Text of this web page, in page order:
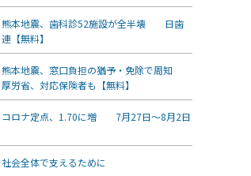
熊本地震、歯科診52施設が全半壊 日歯
連【無料】
熊本地震、窓口負担の猶予・免除で周知
厚労省、対応保険者も【無料】
コロナ定点、1.70に増 7月27日～8月2日
社会全体で支えるために